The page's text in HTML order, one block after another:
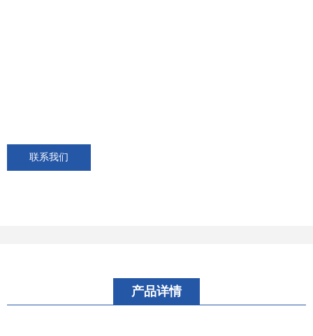
联系我们
产品详情